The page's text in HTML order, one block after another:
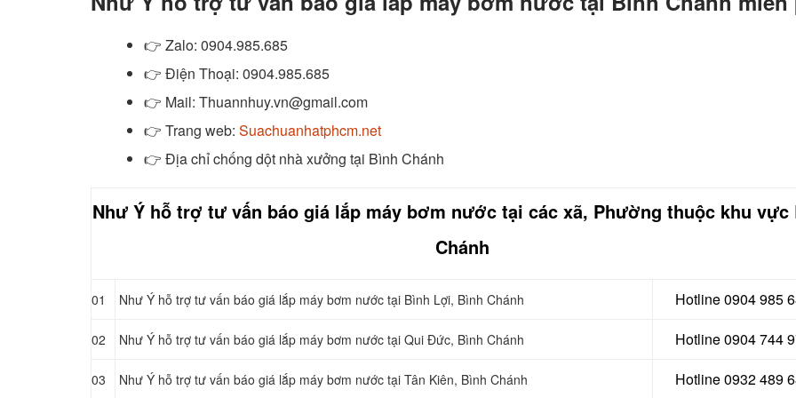
👉 Zalo: 0904.985.685
👉 Điện Thoại: 0904.985.685
👉 Mail: Thuannhuy.vn@gmail.com
👉 Trang web: Suachuanhatphcm.net
👉 Địa chỉ chống dột nhà xưởng tại Bình Chánh
Như Ý hỗ trợ tư vấn báo giá lắp máy bơm nước tại các xã, Phường thuộc khu vực
Chánh
01 Như Ý hỗ trợ tư vấn báo giá lắp máy bơm nước tại Bình Lợi, Bình Chánh Hotline 0904 985
02 Như Ý hỗ trợ tư vấn báo giá lắp máy bơm nước tại Qui Đức, Bình Chánh Hotline 0904 744
03 Như Ý hỗ trợ tư vấn báo giá lắp máy bơm nước tại Tân Kiên, Bình Chánh Hotline 0932 489